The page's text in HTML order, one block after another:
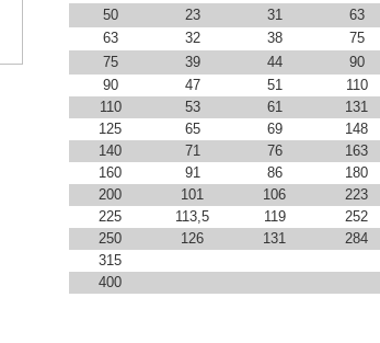
50
23 31
63
63
32 38
75
75
39 44
90
90
47 51
110
110
53 61
131
125
65 69
148
140
71 76
163
160
91 86
180
200
101 106
223
225
113,5 119
252
250
126 131
284
315
400